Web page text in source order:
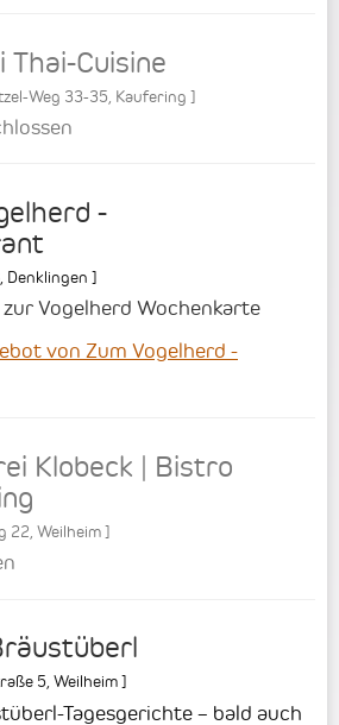
Thai-Cuisine
Weg 33-35 Kaufering ]
-
Denklingen ]
Vogelherd Wochenkarte
von Zum Vogelherd -
Klobeck | Bistro
22 Weilheim]
5 Weilheim]
Tagesgerichte – bald auch